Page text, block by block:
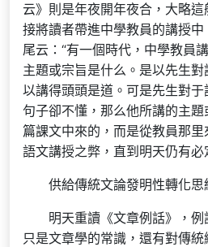
云》則是年夜開年夜合，大略
接將讀者帶進中學教員的講授中
尾云：“有一個時代，中學教員
主題或宗旨是什么。是以先生
以講得頭頭是道。可是先生對
句子卻不懂，那么他所講的主
篇課文中來的，而是從教員那
語文講授之弊，直到明天仍有必
供給傳統文論發明性轉化思
明天重讀《文章例話》，
只是文章學的常識，還有對傳